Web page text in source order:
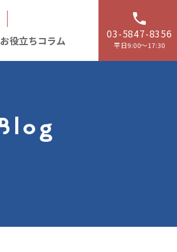
お役立ちコラム 03-5847-8356
平日9:00〜17:30